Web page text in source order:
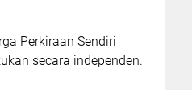
Perkiraan Sendiri
secara independen.